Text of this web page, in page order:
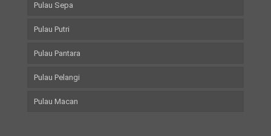
Pulau Sepa
Pulau Putri
Pulau Pantara
Pulau Pelangi
Pulau Macan